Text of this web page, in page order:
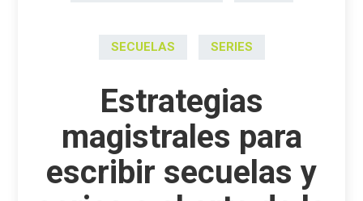
SECUELAS SERIES
Estrategias
magistrales para
escribir secuelas y